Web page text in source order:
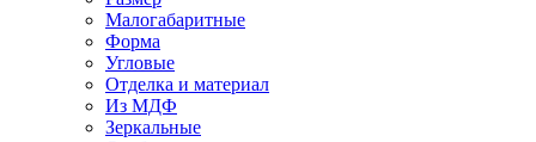
Малогабаритные
Форма
Угловые
Отделка и материал
Из МДФ
Зеркальные